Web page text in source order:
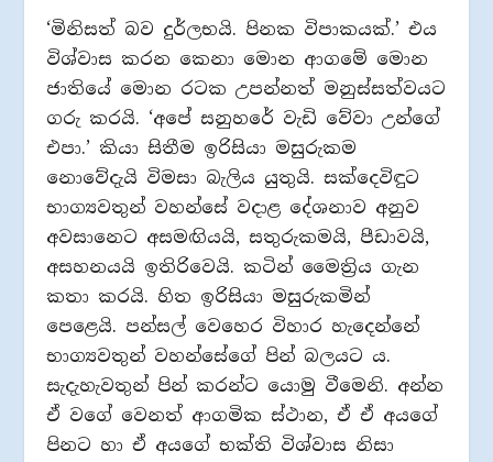
‘මිනිසත් බව දුර්ලභයි. පිනක විපාකයක්.’ එය
විශ්වාස කරන කෙනා මොන ආගමේ මොන
ජාතියේ මොන රටක උපන්නත් මනුස්සත්වයට
ගරු කරයි. ‘අපේ සනුහරේ වැඩි වේවා උන්ගේ
එපා.’ කියා සිතීම ඉරිසියා මසුරුකම
නොවේදැයි විමසා බැලිය යුතුයි. සක්දෙවිඳුට
භාග්‍යවතුන් වහන්සේ වදාළ දේශනාව අනුව
අවසානෙට අසමඟියයි, සතුරුකමයි, පීඩාවයි,
අසහනයයි ඉතිරිවෙයි. කටින් මෛත්‍රිය ගැන
කතා කරයි. හිත ඉරිසියා මසුරුකමින්
පෙළෙයි. පන්සල් වෙහෙර විහාර හැදෙන්නේ
භාග්‍යවතුන් වහන්සේගේ පින් බලයට ය.
සැදැහැවතුන් පින් කරන්ට යොමු වීමෙනි. අන්න
ඒ වගේ වෙනත් ආගමික ස්ථාන, ඒ ඒ අයගේ
පිනට හා ඒ අයගේ භක්ති විශ්වාස නිසා